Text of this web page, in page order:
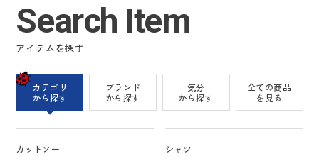
Search Item
アイテムを探す
カテゴリ
から探す
ブランド
から探す
気分
から探す
全ての商品
を見る
カットソー シャツ